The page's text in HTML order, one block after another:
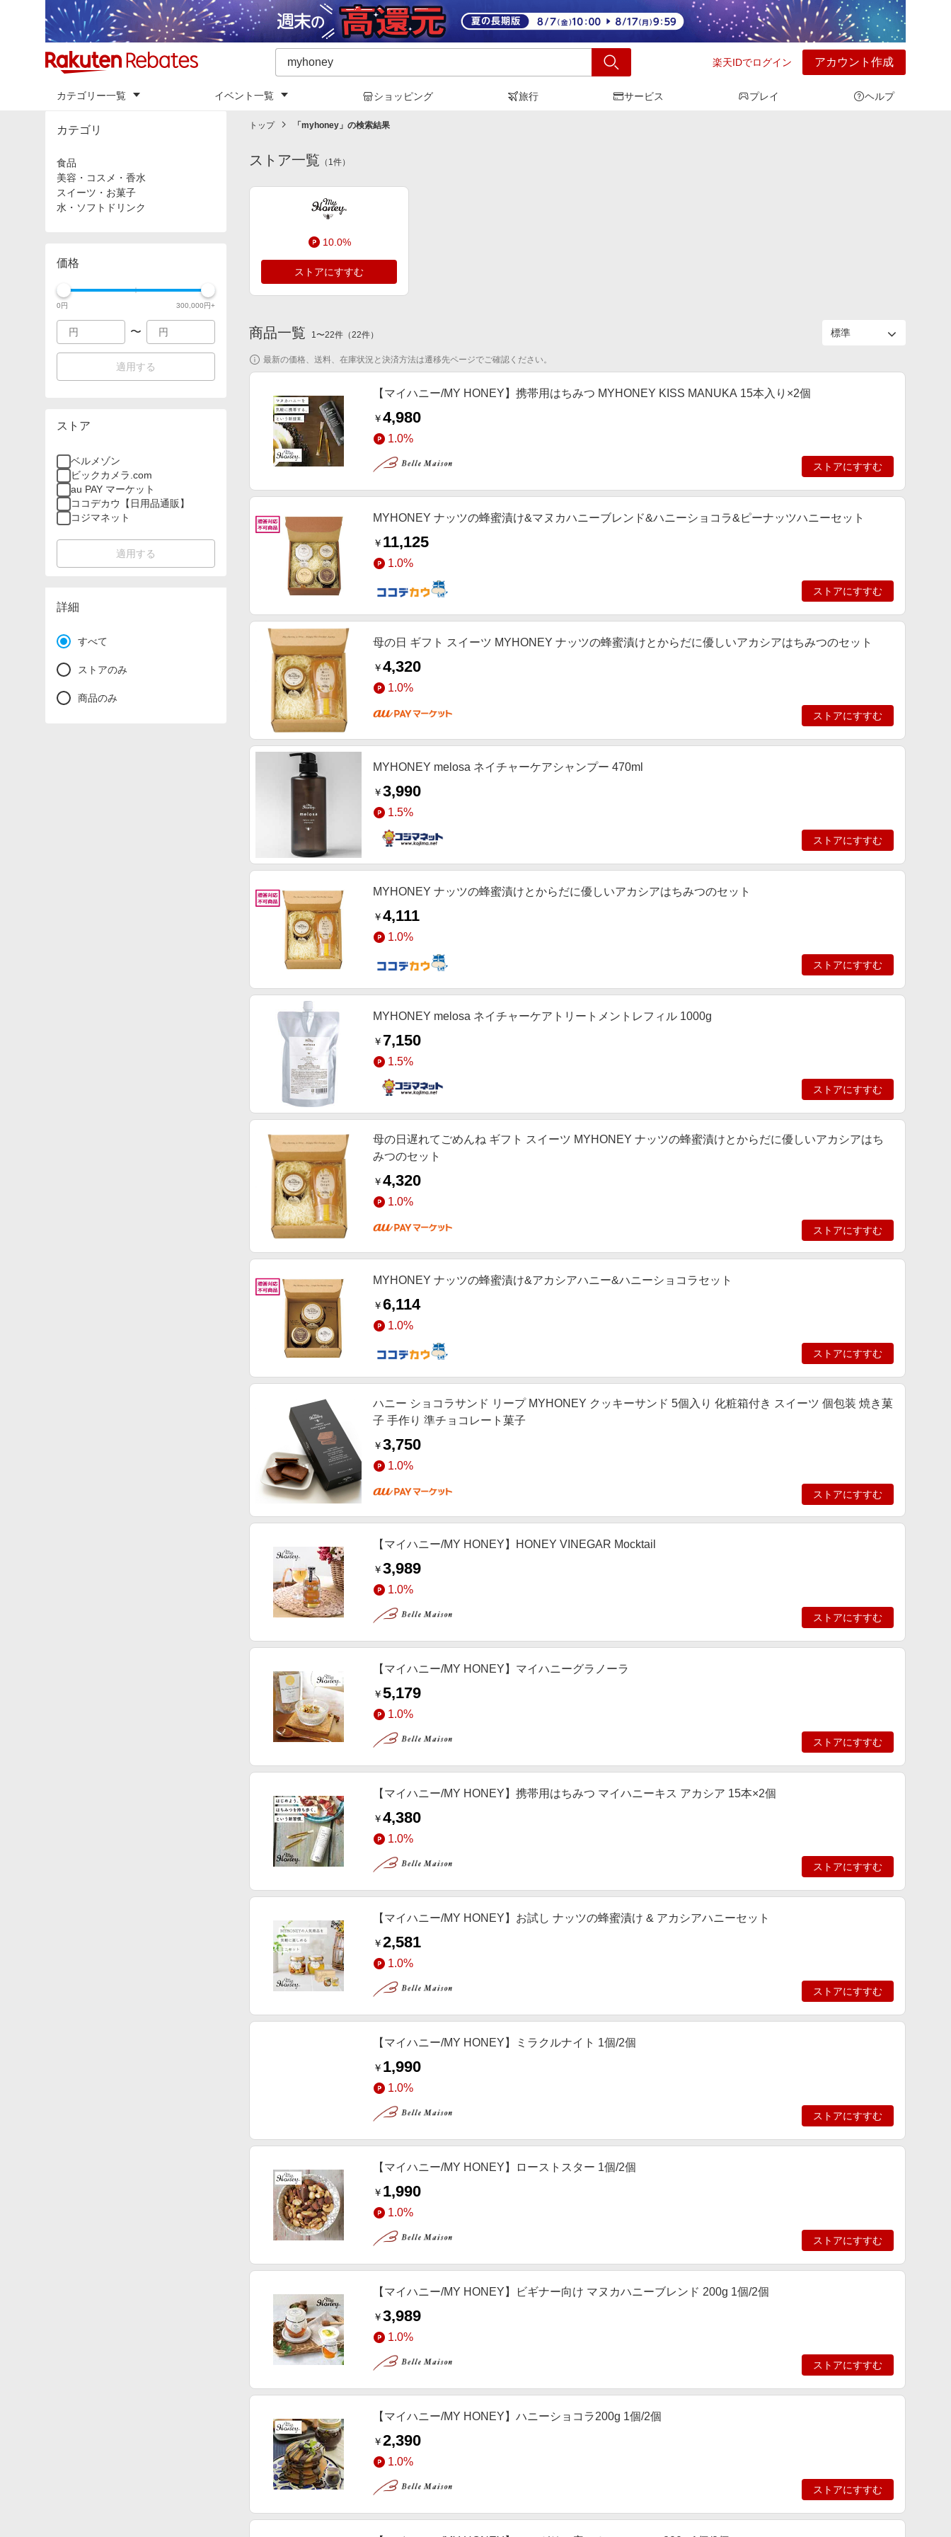
楽天IDでログイン アカウント作成
カテゴリー一覧 イベント一覧 ショッピング 旅行 サービス プレイ ヘルプ
カテゴリ
食品
美容・コスメ・香水
スイーツ・お菓子
水・ソフトドリンク
価格
0円 300,000円+
〜
適用する
ストア
ベルメゾン
ビックカメラ.com
au PAY マーケット
ココデカウ【日用品通販】
コジマネット
適用する
詳細
すべて
ストアのみ
商品のみ
トップ 「 myhoney 」の検索結果
ストア一覧 （ 1件）
10.0%
ストアにすすむ
商品一覧 1〜22件 （22件）
最新の価格、送料、在庫状況と決済方法は遷移先ページでご確認ください。
【マイハニー/MY HONEY】携帯用はちみつ MYHONEY KISS MANUKA 15本入り×2個
￥4,980
1.0%
ストアにすすむ
MYHONEY ナッツの蜂蜜漬け&マヌカハニーブレンド&ハニーショコラ&ピーナッツハニーセット
￥ 11,125
1.0%
ストアにすすむ
母の日 ギフト スイーツ MYHONEY ナッツの蜂蜜漬けとからだに優しいアカシアはちみつのセット
￥4,320
1.0%
ストアにすすむ
MYHONEY melosa ネイチャーケアシャンプー 470ml
￥3,990
1.5%
ストアにすすむ
MYHONEY ナッツの蜂蜜漬けとからだに優しいアカシアはちみつのセット
￥4,111
1.0%
ストアにすすむ
MYHONEY melosa ネイチャーケアトリートメントレフィル 1000g
￥ 7,150
1.5%
ストアにすすむ
母の日遅れてごめんね ギフト スイーツ MYHONEY ナッツの蜂蜜漬けとからだに優しいアカシアはち
みつのセット
￥4,320
1.0%
ストアにすすむ
MYHONEY ナッツの蜂蜜漬け&アカシアハニー&ハニーショコラセット
￥6,114
1.0%
ストアにすすむ
ハニー ショコラサンド リープ MYHONEY クッキーサンド 5個入り 化粧箱付き スイーツ 個包装 焼き菓
子 手作り 準チョコレート菓子
￥3,750
1.0%
ストアにすすむ
【マイハニー/MY HONEY】HONEY VINEGAR Mocktail
￥3,989
1.0%
ストアにすすむ
【マイハニー/MY HONEY】マイハニーグラノーラ
￥5,179
1.0%
ストアにすすむ
【マイハニー/MY HONEY】携帯用はちみつ マイハニーキス アカシア 15本×2個
￥4,380
1.0%
ストアにすすむ
【マイハニー/MY HONEY】お試し ナッツの蜂蜜漬け & アカシアハニーセット
￥2,581
1.0%
ストアにすすむ
【マイハニー/MY HONEY】ミラクルナイト 1個/2個
￥ 1,990
1.0%
ストアにすすむ
【マイハニー/MY HONEY】ローストスター 1個/2個
￥ 1,990
1.0%
ストアにすすむ
【マイハニー/MY HONEY】ビギナー向け マヌカハニーブレンド 200g 1個/2個
￥3,989
1.0%
ストアにすすむ
【マイハニー/MY HONEY】ハニーショコラ200g 1個/2個
￥2,390
1.0%
ストアにすすむ